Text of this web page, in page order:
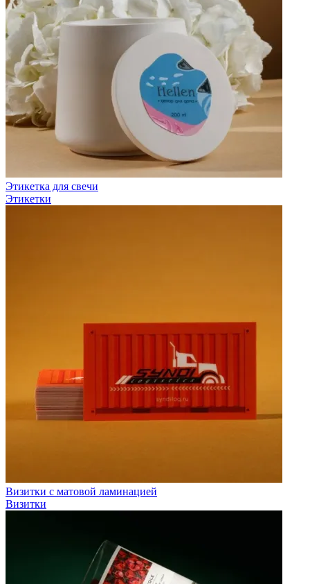
Этикетка для свечи
Этикетки
Визитки с матовой ламинацией
Визитки